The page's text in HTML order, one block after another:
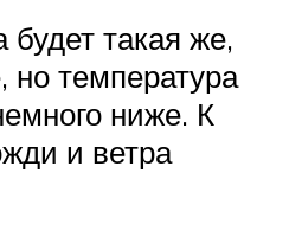
будет такая же,
но температура
ниже. К
и ветра